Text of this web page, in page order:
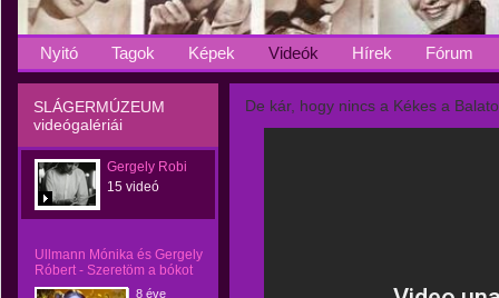
Nyitó Tagok Képek Videók Hírek Fórum
SLÁGERMÚZEUM
videógalériái
Gergely Robi
15 videó
Ullmann Mónika és Gergely
Róbert - Szeretöm a bókot
8 éve
De kár, hogy nincs a Kékes a